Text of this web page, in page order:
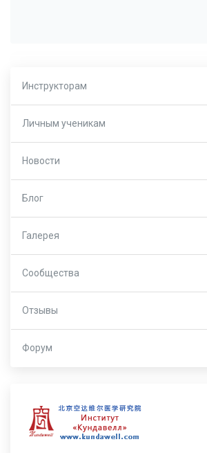
Инструкторам
Личным ученикам
Новости
Блог
Галерея
Сообщества
Отзывы
Форум